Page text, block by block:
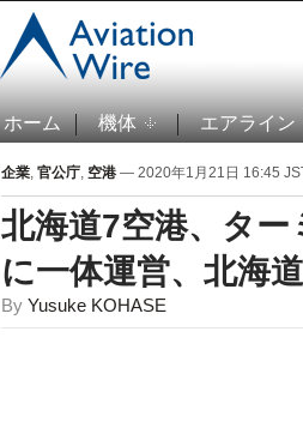
ホーム 機体 エアライン
企業, 官公庁, 空港 — 2020年1月21日 16:45
北海道7空港、タ
に一体運営、北海
By Yusuke KOHASE